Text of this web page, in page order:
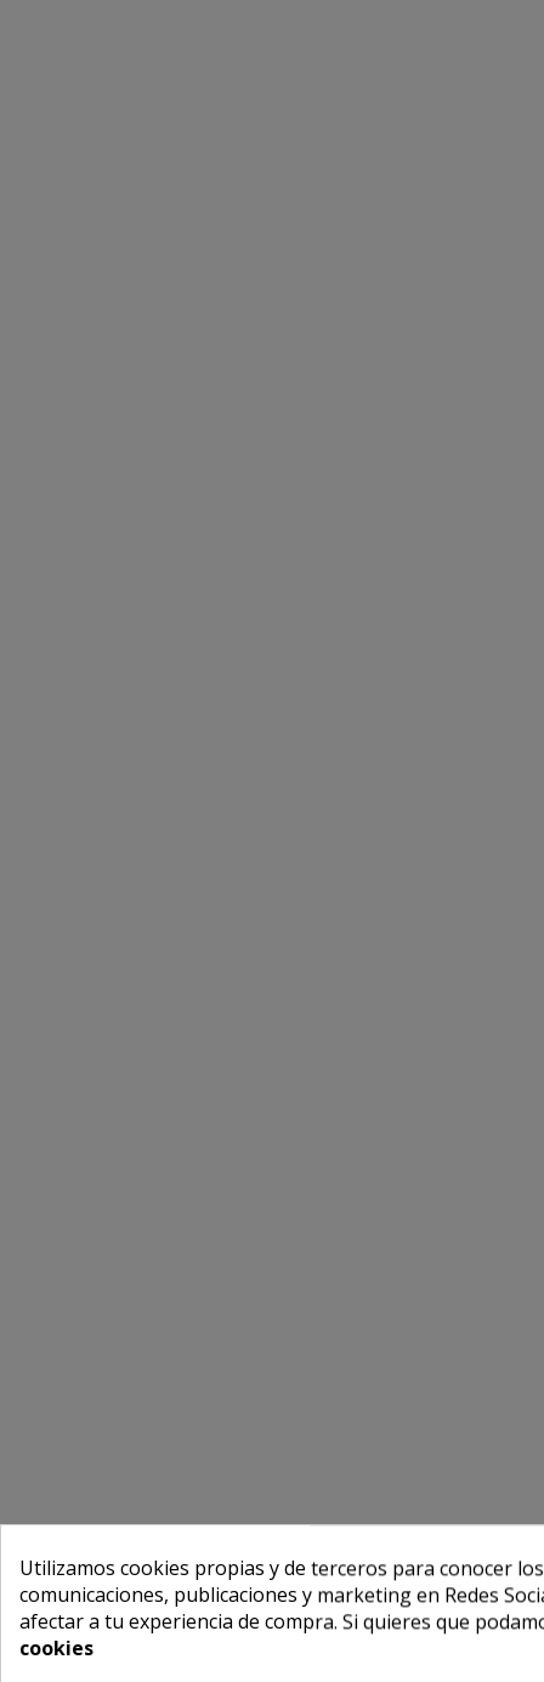
Utilizamos cookies propias y de terceros para conocer
comunicaciones, publicaciones y marketing en Redes
afectar a tu experiencia de compra. Si quieres que
cookies